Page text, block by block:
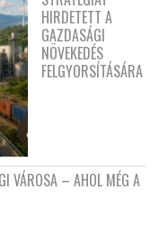
HIRDETETT A
GAZDASÁGI
NÖVEKEDÉS
FELGYORSÍTÁSÁRA
VÁROSA – AHOL MÉG A